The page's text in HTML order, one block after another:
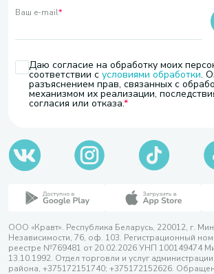
Ваш e-mail*
Даю согласие на обработку моих
соответствии с условиями обработки.
разъяснением прав, связанных с
механизмом их реализации,
согласия или отказа.
ООО «Кравт». Республика Беларусь, 220012, г.
Независимости, 76, оф. 103. Регистрационный
реестре №769481 от 20.02.2026 УНП 100149474
13.10.1992. Отдел торговли и услуг
района, +375172151740; +375172152626.